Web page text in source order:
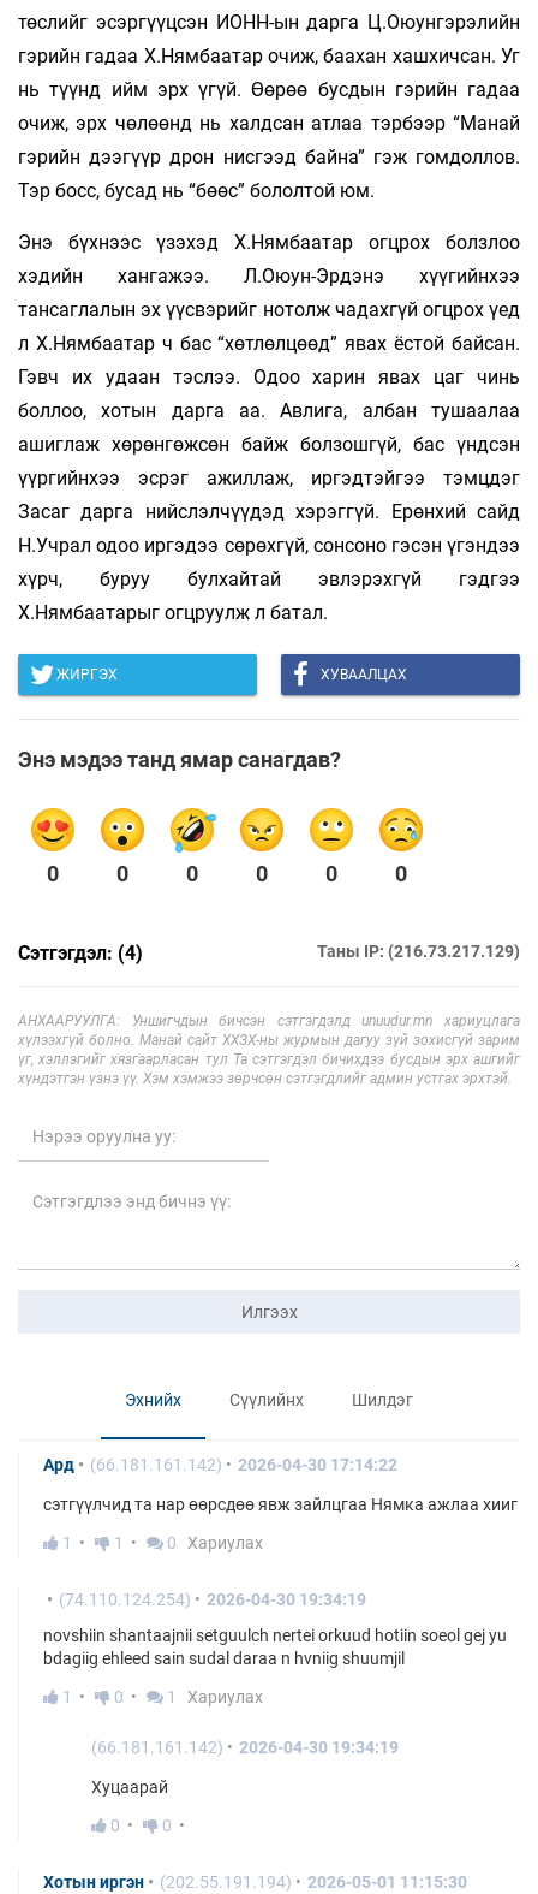
төслийг эсэргүүцсэн ИОНН-ын дарга Ц.Оюунгэрэлийн
гэрийн гадаа Х.Нямбаатар очиж, баахан хашхичсан. Уг
нь түүнд ийм эрх үгүй. Өөрөө бусдын гэрийн гадаа
очиж, эрх чөлөөнд нь халдсан атлаа тэрбээр “Манай
гэрийн дээгүүр дрон нисгээд байна” гэж гомдоллов.
Тэр босс, бусад нь “бөөс” бололтой юм.
Энэ бүхнээс үзэхэд Х.Нямбаатар огцрох болзлоо
хэдийн хангажээ. Л.Оюун-Эрдэнэ хүүгийнхээ
тансаглалын эх үүсвэрийг нотолж чадахгүй огцрох үед
л Х.Нямбаатар ч бас “хөтлөлцөөд” явах ёстой байсан.
Гэвч их удаан тэслээ. Одоо харин явах цаг чинь
боллоо, хотын дарга аа. Авлига, албан тушаалаа
ашиглаж хөрөнгөжсөн байж болзошгүй, бас үндсэн
үүр­гийнхээ эсрэг ажиллаж, иргэдтэйгээ тэмцдэг
Засаг дарга нийслэлчүүдэд хэрэггүй. Ерөнхий сайд
Н.Учрал одоо иргэдээ сөрөхгүй, сонсоно гэсэн үгэндээ
хүрч, буруу булхайтай эвлэрэхгүй гэдгээ
Х.Нямбаатарыг огцруулж л батал.
ЖИРГЭХ ХУВААЛЦАХ
Энэ мэдээ танд ямар санагдав?
0 0 0 0 0 0
Сэтгэгдэл: (4) Таны IP: (216.73.217.129)
АНХААРУУЛГА: Уншигчдын бичсэн сэтгэгдэлд unuudur.mn хариуцлага
хүлээхгүй болно. Манай сайт ХХЗХ-ны журмын дагуу зүй зохисгүй зарим
үг, хэллэгийг хязгаарласан тул Та сэтгэгдэл бичихдээ бусдын эрх ашгийг
хүндэтгэн үзнэ үү. Хэм хэмжээ зөрчсөн сэтгэгдлийг админ устгах эрхтэй.
Илгээх
Эхнийх Сүүлийнх Шилдэг
Ард (66.181.161.142) 2026-04-30 17:14:22
сэтгүүлчид та нар өөрсдөө явж зайлцгаа Нямка ажлаа хииг
1
1 0 Хариулах
(74.110.124.254)
2026-04-30 19:34:19
novshiin shantaajnii setguulch nertei orkuud hotiin soeol gej yu
bdagiig ehleed sain sudal daraa n hvniig shuumjil
1
0 1 Хариулах
(66.181.161.142) 2026-04-30 19:34:19
Хуцаарай
0
0
Хотын иргэн (202.55.191.194)
2026-05-01 11:15:30